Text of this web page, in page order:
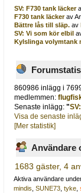
SV: F730 tank läcker
F730 tank läckerav
Bättre lås till släp. av
SV: Vi som kör elbil
Kylslinga volymtank
860986 inlägg i
medlemmen:
Senaste inlägg:"
Visa de senaste
[Mer statistik]
Användare
1683 gäster, 4
Aktiva användare
mindis,SUNE73,tyke,